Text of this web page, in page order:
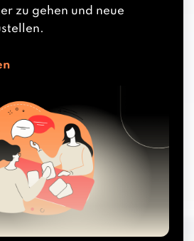
zu gehen und neue